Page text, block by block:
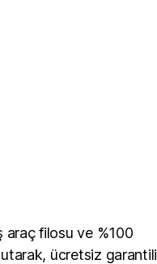
araç filosu ve %100
ücretsiz garantili